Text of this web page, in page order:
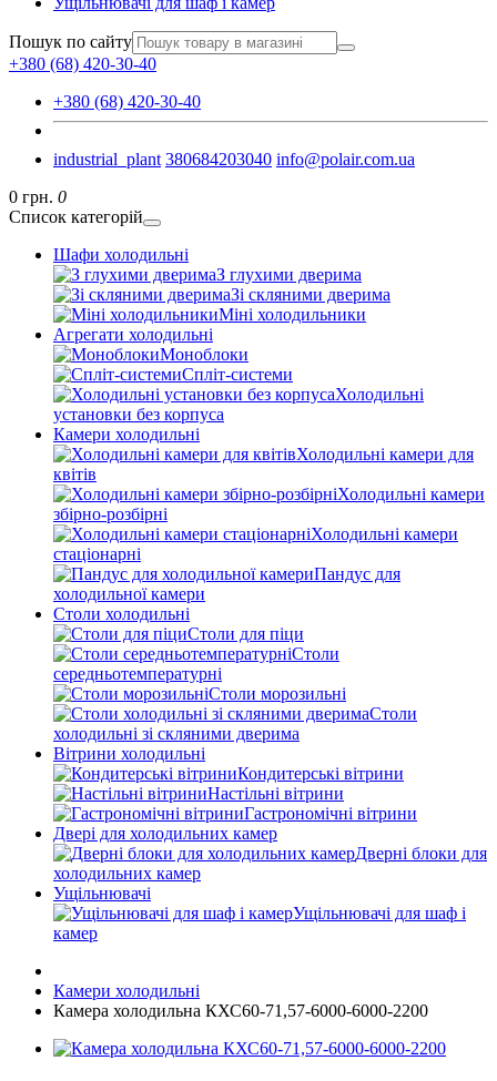
Пошук по сайту
+380 (68) 420-30-40
+380 (68) 420-30-40
industrial_plant 380684203040 info@polair.com.ua
0 грн. 0
Список категорій
Шафи холодильні
З глухими дверима
Зі скляними дверима
Міні холодильники
Агрегати холодильні
Моноблоки
Спліт-системи
Холодильні
установки без корпуса
Камери холодильні
Холодильні камери для
квітів
Холодильні камери
збірно-розбірні
Холодильні камери
стаціонарні
Пандус для
холодильної камери
Столи холодильні
Столи для піци
Столи
середньотемпературні
Столи морозильні
Столи
холодильні зі скляними дверима
Вітрини холодильні
Кондитерські вітрини
Настільні вітрини
Гастрономічні вітрини
Двері для холодильних камер
Дверні блоки для
холодильних камер
Ущільнювачі
Ущільнювачі для шаф і
камер
Камери холодильні
Камера холодильна КХС60-71,57-6000-6000-2200